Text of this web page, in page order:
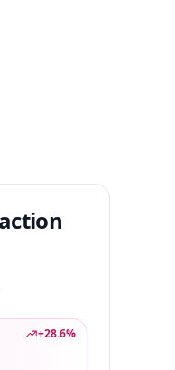
+28.6%